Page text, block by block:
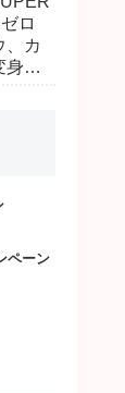
カイ
華
ロ
、カ
身ベ
ペーン